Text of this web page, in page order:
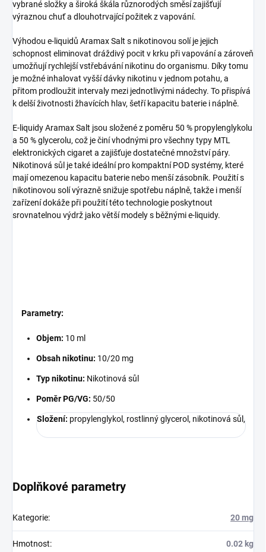
vybrané složky a široká škála různorodých směsí zajišťují
výraznou chuť a dlouhotrvající požitek z vapování.
Výhodou e-liquidů Aramax Salt s nikotinovou solí je jejich
schopnost eliminovat dráždivý pocit v krku při vapování a zároveň
umožňují rychlejší vstřebávání nikotinu do organismu. Díky tomu
je možné inhalovat vyšší dávky nikotinu v jednom potahu, a
přitom prodloužit intervaly mezi jednotlivými nádechy. To přispívá
k delší životnosti žhavících hlav, šetří kapacitu baterie i náplně.
E-liquidy Aramax Salt jsou složené z poměru 50 % propylenglykolu
a 50 % glycerolu, což je činí vhodnými pro všechny typy MTL
elektronických cigaret a zajišťuje dostatečné množství páry.
Nikotinová sůl je také ideální pro kompaktní POD systémy, které
mají omezenou kapacitu baterie nebo menší zásobník. Použití s
nikotinovou solí výrazně snižuje spotřebu náplně, takže i menší
zařízení dokáže při použití této technologie poskytnout
srovnatelnou výdrž jako větší modely s běžnými e-liquidy.
Parametry:
Objem: 10 ml
Obsah nikotinu: 10/20 mg
Typ nikotinu: Nikotinová sůl
Poměr PG/VG: 50/50
Složení: propylenglykol, rostlinný glycerol, nikotinová sůl,
Doplňkové parametry
Kategorie: 20 mg
Hmotnost: 0.02 kg